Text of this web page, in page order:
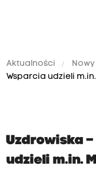
Aktualności Nowy
Wsparcia udzieli
Uzdrowiska
udzieli m.in.